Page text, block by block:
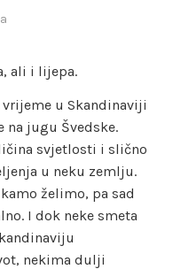
ali i lijepa.
vrijeme u Skandinaviji
na jugu Švedske.
svjetlosti i slično
u neku zemlju.
želimo, pa sad
I dok neke smeta
nekima dulji